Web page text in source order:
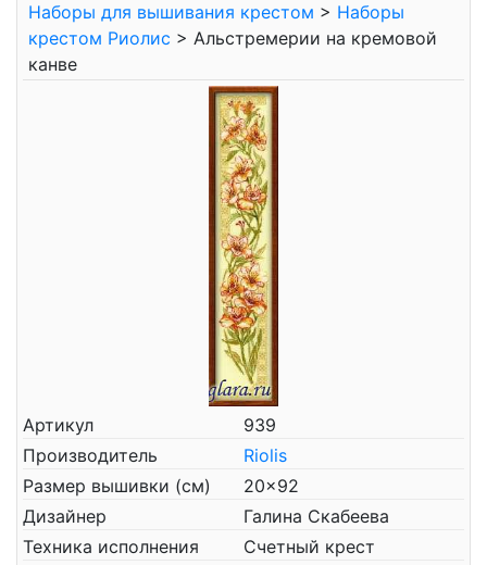
Наборы для вышивания крестом > Наборы
крестом Риолис > Альстремерии на кремовой
канве
Артикул
939
Производитель
Riolis
Размер вышивки (см)
20x92
Дизайнер
Галина Скабеева
Техника исполнения
Счетный крест